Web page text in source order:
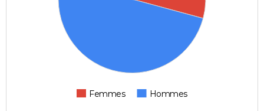
Femmes Hommes